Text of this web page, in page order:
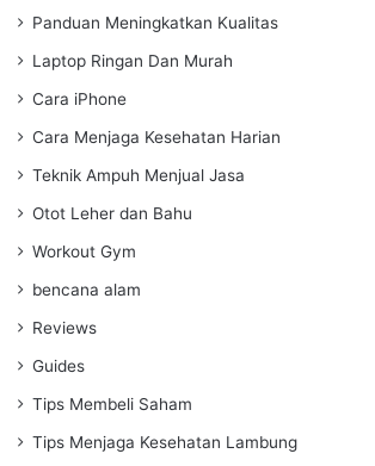
Panduan Meningkatkan Kualitas
Laptop Ringan Dan Murah
Cara iPhone
Cara Menjaga Kesehatan Harian
Teknik Ampuh Menjual Jasa
Otot Leher dan Bahu
Workout Gym
bencana alam
Reviews
Guides
Tips Membeli Saham
Tips Menjaga Kesehatan Lambung